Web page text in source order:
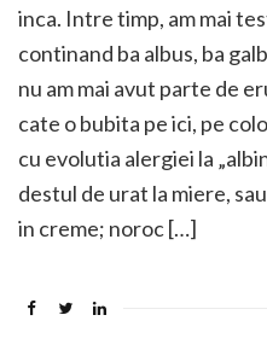
inca. Intre timp, am mai
continand ba albus, ba
nu am mai avut parte de
cate o bubita pe ici, pe
cu evolutia alergiei la
destul de urat la miere,
in creme; noroc […]